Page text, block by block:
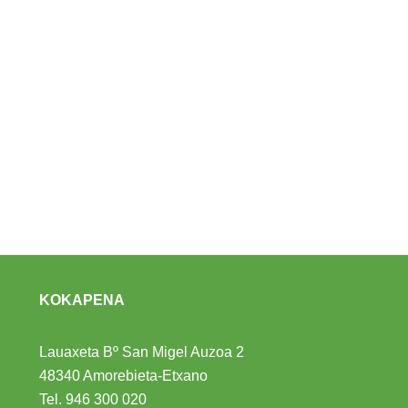
KOKAPENA
Lauaxeta Bº San Migel Auzoa 2
48340 Amorebieta-Etxano
Tel.946 300 020